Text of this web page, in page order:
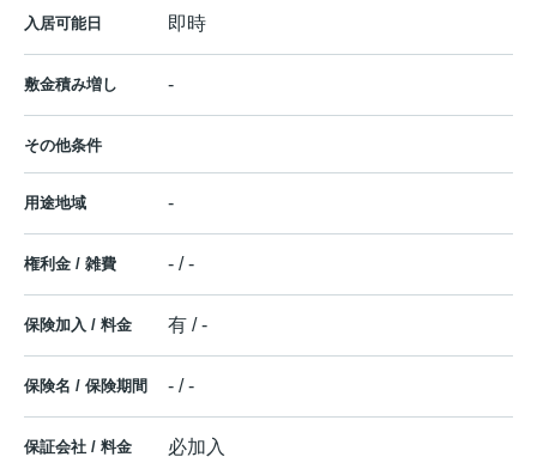
入居可能日 即時
敷金積み増し -
その他条件
用途地域 -
権利金 / 雑費 - / -
保険加入 / 料金 有 / -
保険名 / 保険期間 - / -
保証会社 / 料金
必加入